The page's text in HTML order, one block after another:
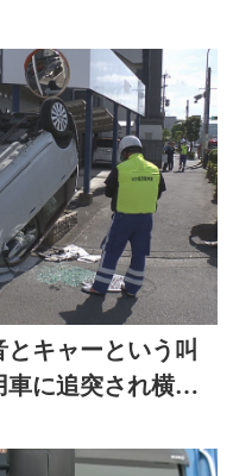
ャボン玉」づく
とキャーという叫
車に追突され横